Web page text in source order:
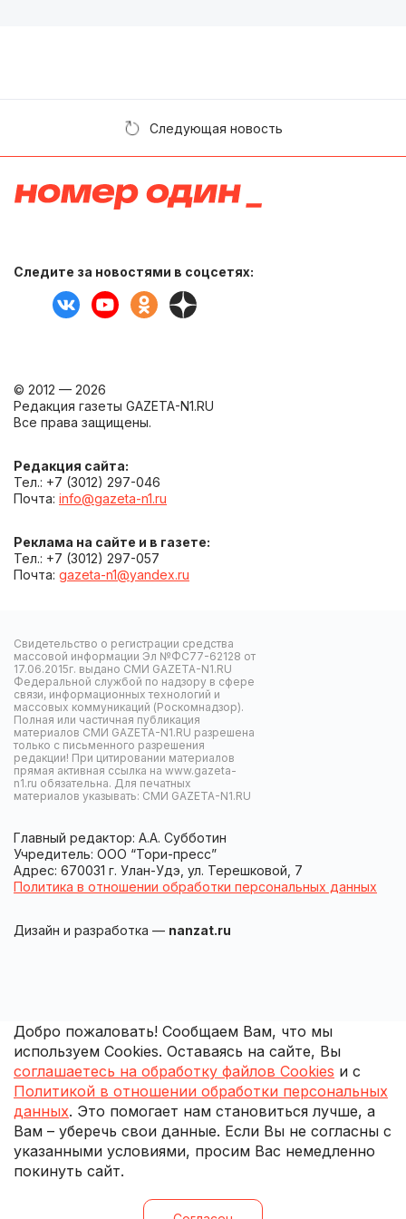
Следующая новость
Следите за новостями в соцсетях:
© 2012 — 2026
Редакция газеты GAZETA-N1.RU
Все права защищены.
Редакция сайта:
Тел.: +7 (3012) 297-046
Почта: info@gazeta-n1.ru
Реклама на сайте и в газете:
Тел.: +7 (3012) 297-057
Почта: gazeta-n1@yandex.ru
Свидетельство о регистрации средства
массовой информации Эл №ФС77-62128 от
17.06.2015г. выдано СМИ GAZETA-N1.RU
Федеральной службой по надзору в сфере
связи, информационных технологий и
массовых коммуникаций (Роскомнадзор).
Полная или частичная публикация
материалов СМИ GAZETA-N1.RU разрешена
только с письменного разрешения
редакции! При цитировании материалов
прямая активная ссылка на www.gazeta-
n1.ru обязательна. Для печатных
материалов указывать: СМИ GAZETA-N1.RU
Главный редактор: А.А. Субботин
Учредитель: ООО “Тори-пресс”
Адрес: 670031 г. Улан-Удэ, ул. Терешковой, 7
Политика в отношении обработки персональных данных
Дизайн и разработка — nanzat.ru
Добро пожаловать! Сообщаем Вам, что мы
используем Cookies. Оставаясь на сайте, Вы
соглашаетесь на обработку файлов Cookies и с
Политикой в отношении обработки персональных
данных. Это помогает нам становиться лучше, а
Вам – уберечь свои данные. Если Вы не согласны с
указанными условиями, просим Вас немедленно
покинуть сайт.